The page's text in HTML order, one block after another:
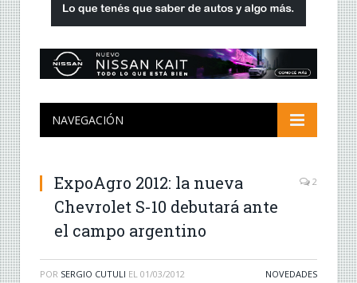
NAVEGACIÓN
ExpoAgro 2012: la nueva
Chevrolet S-10 debutará ante
el campo argentino
2
POR SERGIO CUTULI EL 01/03/2012 NOVEDADES